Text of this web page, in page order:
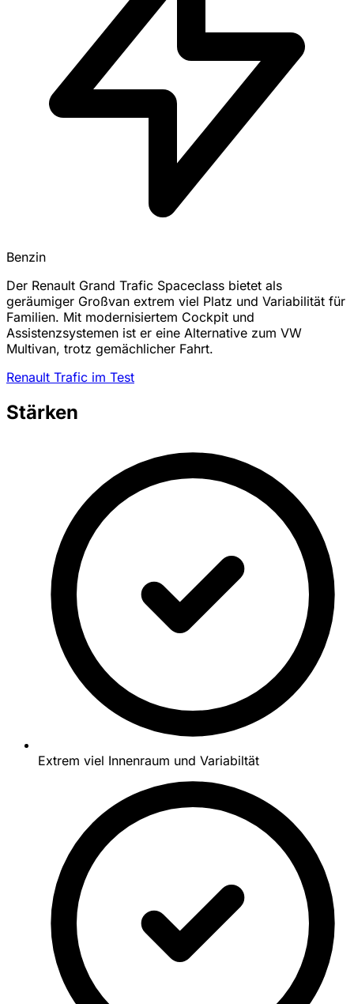
Benzin
Der Renault Grand Trafic Spaceclass bietet als
geräumiger Großvan extrem viel Platz und Variabilität für
Familien. Mit modernisiertem Cockpit und
Assistenzsystemen ist er eine Alternative zum VW
Multivan, trotz gemächlicher Fahrt.
Renault Trafic im Test
Stärken
Extrem viel Innenraum und Variabiltät